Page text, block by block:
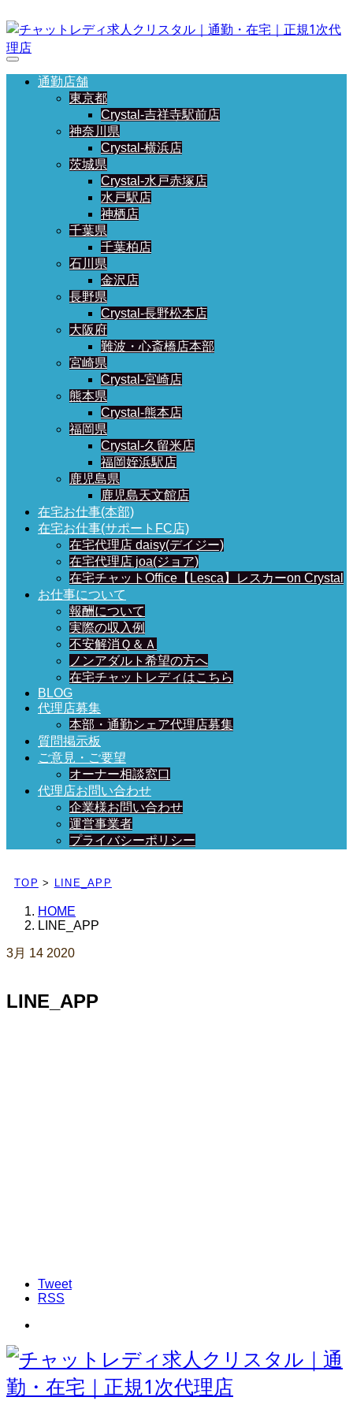
通勤店舗
東京都
Crystal-吉祥寺駅前店
神奈川県
Crystal-横浜店
茨城県
Crystal-水戸赤塚店
水戸駅店
神栖店
千葉県
千葉柏店
石川県
金沢店
長野県
Crystal-長野松本店
大阪府
難波・心斎橋店本部
宮崎県
Crystal-宮崎店
熊本県
Crystal-熊本店
福岡県
Crystal-久留米店
福岡姪浜駅店
鹿児島県
鹿児島天文館店
在宅お仕事(本部)
在宅お仕事(サポートFC店)
在宅代理店 daisy(デイジー)
在宅代理店 joa(ジョア)
在宅チャットOffice【Lesca】レスカーon Crystal
お仕事について
報酬について
実際の収入例
不安解消Ｑ＆Ａ
ノンアダルト希望の方へ
在宅チャットレディはこちら
BLOG
代理店募集
本部・通勤シェア代理店募集
質問掲示板
ご意見・ご要望
オーナー相談窓口
代理店お問い合わせ
企業様お問い合わせ
運営事業者
プライバシーポリシー
TOP > LINE_APP
HOME
LINE_APP
3月 14 2020
LINE_APP
Tweet
RSS